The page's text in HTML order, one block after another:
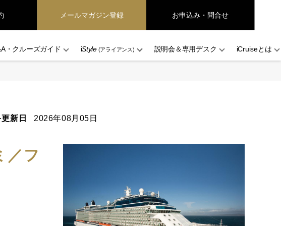
メールマガジン登録 お申込み・問合せ
・クルーズガイド iStyle(アライアンス) 説明会＆専用デスク iCruiseとは
新日 2026年08月05日
／フ